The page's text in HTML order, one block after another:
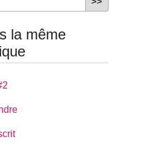
la même